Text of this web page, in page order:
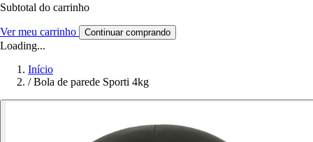
Subtotal do carrinho
Ver meu carrinho Continuar comprando
Loading...
Início
/ Bola de parede Sporti 4kg